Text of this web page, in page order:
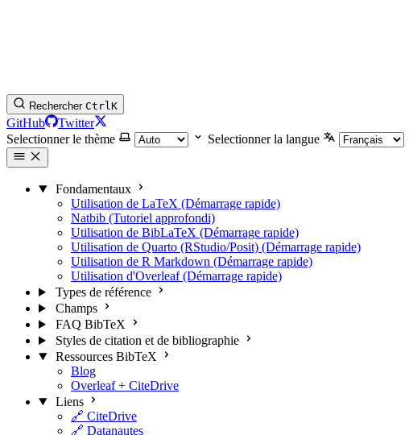
Rechercher CtrlK
GitHub
Twitter
Selectionner le thème
Selectionner la langue
Fondamentaux
Utilisation de LaTeX (Démarrage rapide)
Natbib (Tutoriel approfondi)
Utilisation de BibLaTeX (Démarrage rapide)
Utilisation de Quarto (RStudio/Posit) (Démarrage rapide)
Utilisation de R Markdown (Démarrage rapide)
Utilisation d'Overleaf (Démarrage rapide)
Types de référence
Champs
FAQ BibTeX
Styles de citation et de bibliographie
Ressources BibTeX
Blog
Overleaf + CiteDrive
Liens
🔗 CiteDrive
🔗 Datanautes